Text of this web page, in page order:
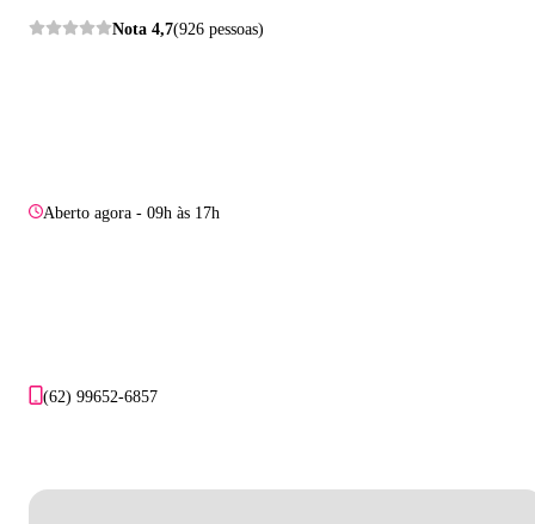
Nota 4,7(926 pessoas)
Aberto agora - 09h às 17h
(62) 99652-6857